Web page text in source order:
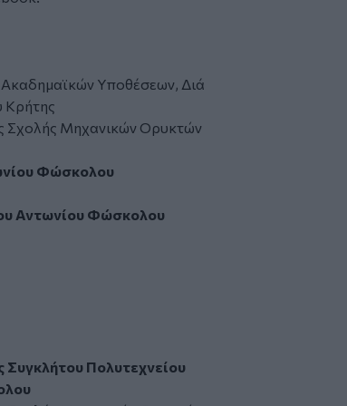
Υποθέσεων, Διά
Κρήτης
Σχολής Μηχανικών Ορυκτών
Φώσκολου
Αντωνίου Φώσκολου
Συγκλήτου Πολυτεχνείου